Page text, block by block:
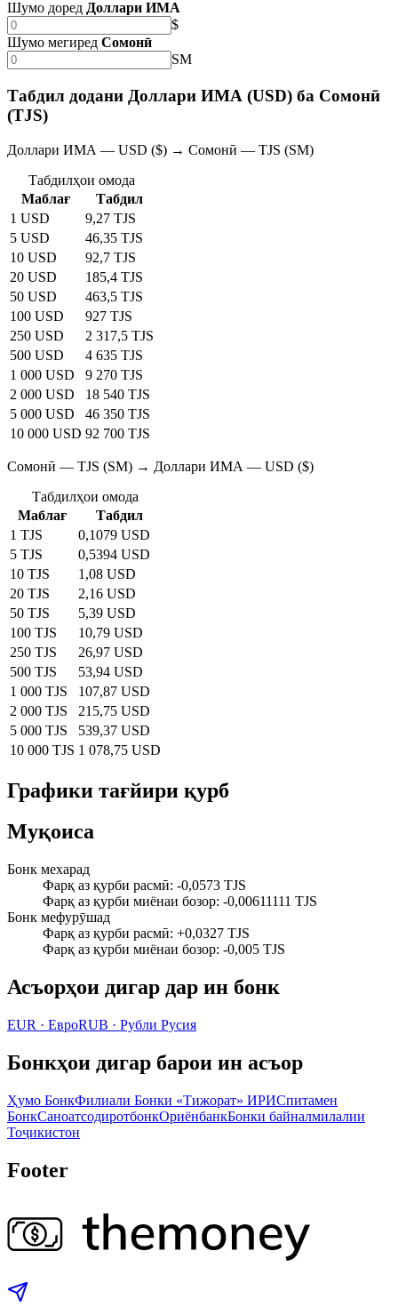
Шумо доред Доллари ИМА
$
Шумо мегиред Сомонӣ
SM
Табдил додани Доллари ИМА (USD) ба Сомонӣ
(TJS)
Доллари ИМА — USD ($) → Сомонӣ — TJS (SM)
Табдилҳои омода
Маблағ
Табдил
1 USD
9,27 TJS
5 USD
46,35 TJS
10 USD
92,7 TJS
20 USD
185,4 TJS
50 USD
463,5 TJS
100 USD
927 TJS
250 USD
2 317,5 TJS
500 USD
4 635 TJS
1 000 USD
9 270 TJS
2 000 USD
18 540 TJS
5 000 USD
46 350 TJS
10 000 USD 92 700 TJS
Сомонӣ — TJS (SM) → Доллари ИМА — USD ($)
Табдилҳои омода
Маблағ
Табдил
1 TJS
0,1079 USD
5 TJS
0,5394 USD
10 TJS
1,08 USD
20 TJS
2,16 USD
50 TJS
5,39 USD
100 TJS
10,79 USD
250 TJS
26,97 USD
500 TJS
53,94 USD
1 000 TJS
107,87 USD
2 000 TJS
215,75 USD
5 000 TJS
539,37 USD
10 000 TJS 1 078,75 USD
Графики тағйири қурб
Муқоиса
Бонк мехарад
Фарқ аз қурби расмӣ: -0,0573 TJS
Фарқ аз қурби миёнаи бозор: -0,00611111 TJS
Бонк мефурӯшад
Фарқ аз қурби расмӣ: +0,0327 TJS
Фарқ аз қурби миёнаи бозор: -0,005 TJS
Асъорҳои дигар дар ин бонк
EUR · ЕвроRUB · Рубли Русия
Бонкҳои дигар барои ин асъор
Ҳумо БонкФилиали Бонки «Тижорат» ИРИСпитамен
БонкСаноатсодиротбонкОриёнбанкБонки байналмилалии
Тоҷикистон
Footer